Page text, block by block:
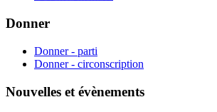
Donner
Donner - parti
Donner - circonscription
Nouvelles et évènements